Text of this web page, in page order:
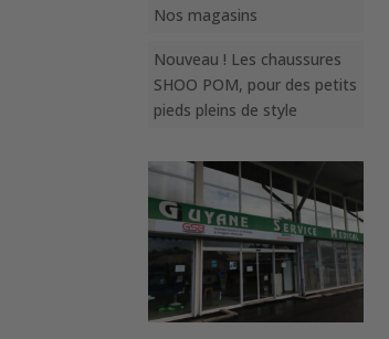
Nos magasins
Nouveau ! Les chaussures
SHOO POM, pour des petits
pieds pleins de style